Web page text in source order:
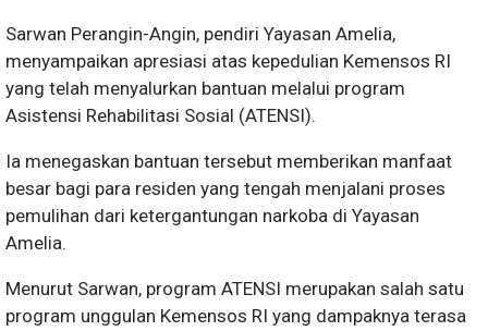
Sarwan Perangin-Angin, pendiri Yayasan Amelia,
menyampaikan apresiasi atas kepedulian Kemensos RI
yang telah menyalurkan bantuan melalui program
Asistensi Rehabilitasi Sosial (ATENSI).
Ia menegaskan bantuan tersebut memberikan manfaat
besar bagi para residen yang tengah menjalani proses
pemulihan dari ketergantungan narkoba di Yayasan
Amelia.
Menurut Sarwan, program ATENSI merupakan salah satu
program unggulan Kemensos RI yang dampaknya terasa